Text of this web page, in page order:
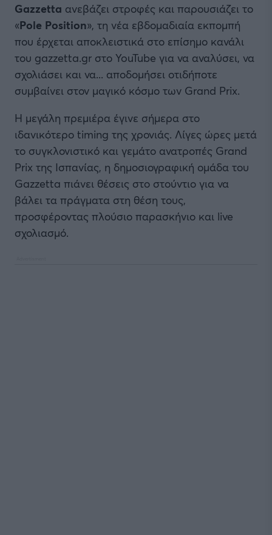
Gazzetta ανεβάζει στροφές και παρουσιάζει το
«Pole Position», τη νέα εβδομαδιαία εκπομπή
που έρχεται αποκλειστικά στο επίσημο κανάλι
του gazzetta.gr στο YouTube για να αναλύσει, να
σχολιάσει και να... αποδομήσει οτιδήποτε
συμβαίνει στον μαγικό κόσμο των Grand Prix.
Η μεγάλη πρεμιέρα έγινε σήμερα στο
ιδανικότερο timing της χρονιάς. Λίγες ώρες μετά
το συγκλονιστικό και γεμάτο ανατροπές Grand
Prix της Ισπανίας, η δημοσιογραφική ομάδα του
Gazzetta πιάνει θέσεις στο στούντιο για να
βάλει τα πράγματα στη θέση τους,
προσφέροντας πλούσιο παρασκήνιο και live
σχολιασμό.